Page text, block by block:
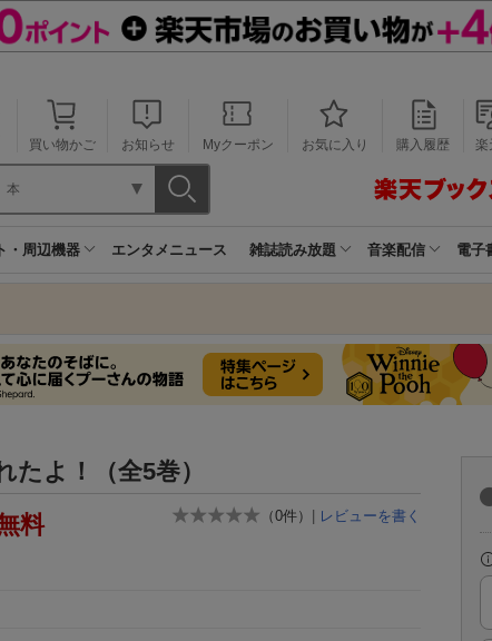
買い物かご お知らせ Myクーポン お気に入り 購入履歴
楽
本
・周辺機器 エンタメニュース 雑誌読み放題 音楽配信 電子
よ！（全5巻）
（0件） | レビューを書く
料